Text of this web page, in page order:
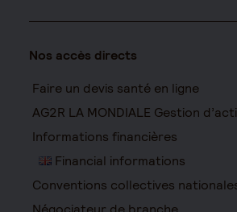
Nos accès directs
Faire un devis santé en ligne
AG2R LA MONDIALE Gestion
Informations financières
Financial informations
Conventions collectives